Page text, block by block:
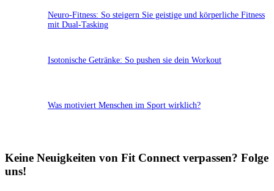
Neuro-Fitness: So steigern Sie geistige und körperliche Fitness
mit Dual-Tasking
Isotonische Getränke: So pushen sie dein Workout
Was motiviert Menschen im Sport wirklich?
Keine Neuigkeiten von Fit Connect verpassen? Folge
uns!